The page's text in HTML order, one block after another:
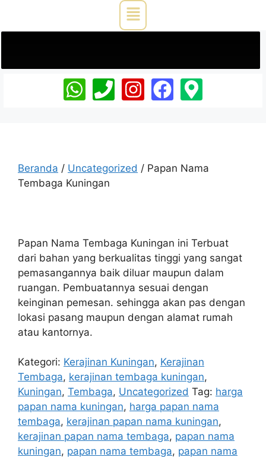
Beranda / Uncategorized / Papan Nama
Tembaga Kuningan
Papan Nama Tembaga Kuningan ini Terbuat
dari bahan yang berkualitas tinggi yang sangat
pemasangannya baik diluar maupun dalam
ruangan. Pembuatannya sesuai dengan
keinginan pemesan. sehingga akan pas dengan
lokasi pasang maupun dengan alamat rumah
atau kantornya.
Kategori: Kerajinan Kuningan, Kerajinan
Tembaga, kerajinan tembaga kuningan,
Kuningan, Tembaga, Uncategorized Tag: harga
papan nama kuningan, harga papan nama
tembaga, kerajinan papan nama kuningan,
kerajinan papan nama tembaga, papan nama
kuningan, papan nama tembaga, papan nama